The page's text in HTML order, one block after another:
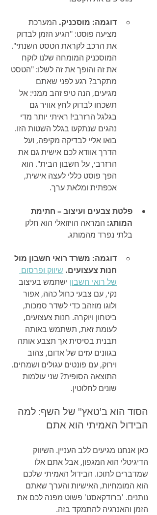
דוגמה: מוסכניק. המערכת
מציעה פוסט: "הגיע הזמן לבדוק
את הרכב לקראת הטסט השנתי".
המוסכניק המומחה שלנו לוקח
את זה והופך את זה לשלו: "הטסט
מתקרב? רגע לפני שאתם
מגיעים, הנה טיפ זהב ממני: אל
תשכחו לבדוק לחץ אוויר גם
בגלגל הרזרבי! ראיתי יותר מדי
נהגים שנתקעו בגלל השטות הזו.
בואו אליי לבדיקה מקיפה, ועל
הדרך אוודא לכם אישית גם את
הרזרבי, על חשבון הבית". הוא
הפך פוסט כללי לעצה אישית,
אכפתית ומלאת ערך.
פלטת צבעים ועיצוב – חתימת
המותג: המראה הויזואלי הוא חלק
בלתי נפרד מהמותג.
דוגמה: משרד רואי חשבון מול
חנות צעצועים. שיווק ופרסום
של רואי חשבון ישתמש בעיצוב
נקי, עם צבעי כחול כהה, אפור
ולוגו מוזהב כדי לשדר סמכות,
ביטחון ויוקרה. חנות צעצועים,
לעומת זאת, תשתמש באותה
תבנית בסיסית אך תצבע אותה
בגוונים עזים של אדום, צהוב
וירוק, עם פונטים עגולים ושמחים.
התוצאה הסופית? שני עולמות
שונים לחלוטין.
הסוד הוא ב'טאץ'' של השף: למה
הבידול האמיתי הוא אתם
כאן אנחנו מגיעים ללב העניין. השיווק
הדיגיטלי הוא המגפון, אבל אתם אלו
שמדברים לתוכו. הבידול האמיתי שלכם
הוא המומחיות, האישיות והערך שאתם
נותנים. 'ברודקאסט' פשוט מפנה לכם את
הזמן והאנרגיה להתמקד בזה.